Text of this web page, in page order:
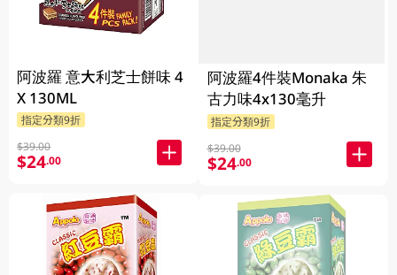
阿波羅 意大利芝士餅味 4
X 130ML
指定分類9折
$39.00
$24.00
阿波羅4件裝Monaka 朱
古力味4x130毫升
指定分類9折
$39.00
$24.00